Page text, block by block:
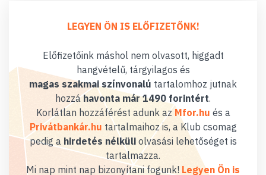
LEGYEN ÖN IS ELŐFIZETŐNK!
Előfizetőink máshol nem olvasott, higgadt
hangvételű, tárgyilagos és
magas szakmai színvonalú tartalomhoz jutnak
hozzáhavonta már 1490 forintért.
Korlátlan hozzáférést adunk az Mfor.hu és a
Privátbankár.hu tartalmaihoz is, a Klub csomag
pedig a hirdetés nélküliolvasási lehetőséget is
tartalmazza.
Mi nap mint nap bizonyítani fogunk! Legyen Ön is